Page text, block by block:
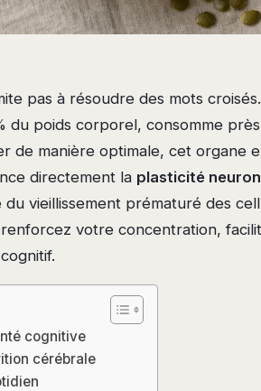
pas à résoudre des mots
du poids corporel, consomme
de manière optimale, cet organe
directement la plasticité
vieillissement prématuré des
votre concentration,
cognitive
cérébrale